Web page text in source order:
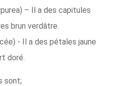
– Il a des capitules
brun verdâtre.
- Il a des pétales jaune
doré.
sont;